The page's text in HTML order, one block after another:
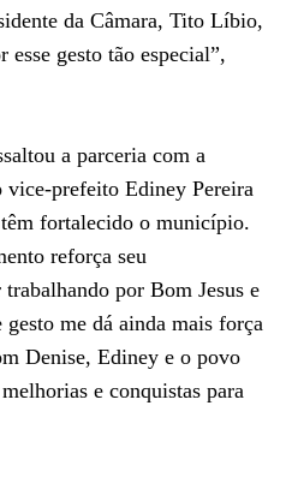
da Câmara, Tito Líbio,
esse gesto tão especial”,
a parceria com a
prefeito Ediney Pereira
têm fortalecido o município.
reforça seu
por Bom Jesus e
me dá ainda mais força
Denise, Ediney e o povo
e conquistas para